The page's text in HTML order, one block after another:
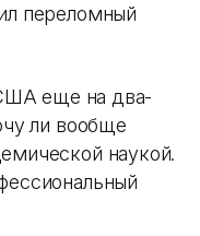
переломный
еще на два-
ли вообще
наукой.